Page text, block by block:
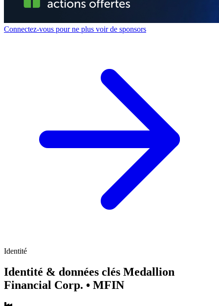
Connectez-vous pour ne plus voir de sponsors
Identité
Identité & données clés Medallion
Financial Corp. • MFIN